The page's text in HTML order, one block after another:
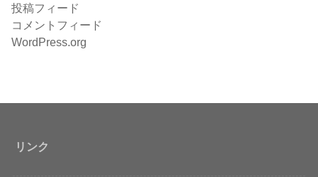
投稿フィード
コメントフィード
WordPress.org
リンク